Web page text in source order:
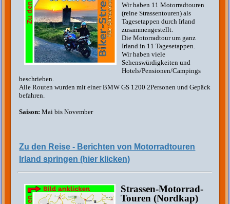
Wir haben 11 Motorradtouren
(reine Strassentouren) als
Tagesetappen durch Irland
zusammengestellt.
Die Motorradtour um ganz
Irland in 11 Tagesetappen.
Wir haben viele
Sehenswürdigkeiten und
Hotels/Pensionen/Campings
beschrieben.
Alle Routen wurden mit einer BMW GS 1200 2Personen und Gepäck
befahren.
Saison:Mai bis November
Zu den Reise - Berichten von Motorradtouren
Irland springen (hier klicken)
Strassen-Motorrad-
Touren (Nordkap)